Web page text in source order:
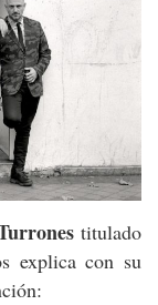
titulado
explica con su